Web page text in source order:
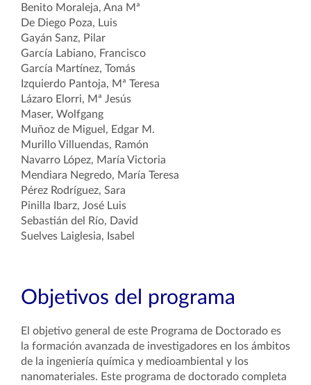
Benito Moraleja, Ana Mª
De Diego Poza, Luis
Gayán Sanz, Pilar
García Labiano, Francisco
García Martínez, Tomás
Izquierdo Pantoja, Mª Teresa
Lázaro Elorri, Mª Jesús
Maser, Wolfgang
Muñoz de Miguel, Edgar M.
Murillo Villuendas, Ramón
Navarro López, María Victoria
Mendiara Negredo, María Teresa
Pérez Rodríguez, Sara
Pinilla Ibarz, José Luis
Sebastián del Río, David
Suelves Laiglesia, Isabel
Objetivos del programa
El objetivo general de este Programa de Doctorado es
la formación avanzada de investigadores en los ámbitos
de la ingeniería química y medioambiental y los
nanomateriales. Este programa de doctorado completa